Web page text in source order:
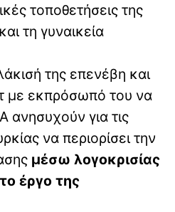
τοποθετήσεις της
τη γυναικεία
της επενέβη και
με εκπρόσωπό του να
ανησυχούν για τις
να περιορίσει την
μέσω λογοκρισίας
έργο της